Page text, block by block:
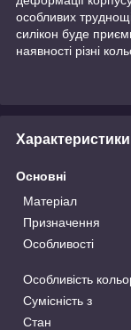
особливих
силікон буде
наявності різні
Характеристики
Основні
Матеріал
Призначення
Особливості
Особливість
Сумісність з
Стан